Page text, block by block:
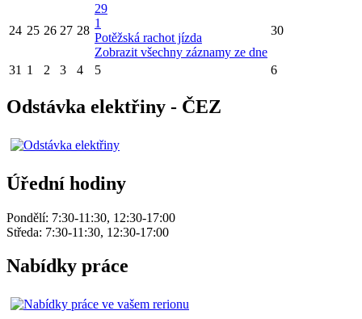
24 25 26 27 28
29
1
Potěžská rachot jízda
Zobrazit všechny záznamy ze dne
30
31 1 2 3 4 5 6
Odstávka elektřiny - ČEZ
Úřední hodiny
Pondělí: 7:30-11:30, 12:30-17:00
Středa: 7:30-11:30, 12:30-17:00
Nabídky práce